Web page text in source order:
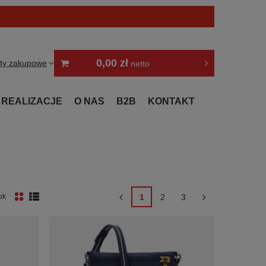
zakupowe 0,00 zł netto
REALIZACJE O NAS B2B KONTAKT
produktów 1 2 3